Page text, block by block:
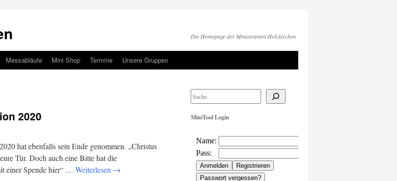
Die Homepage der Ministranten Holzkirchen
Messabläufe Mini Shop Termine Unsere Gruppen
2020
hat ebenfalls sein Ende genommen. „Christus
Tür. Doch auch eine Bitte hat die
einer Spende hier“ … Weiterlesen →
MiniTool Login